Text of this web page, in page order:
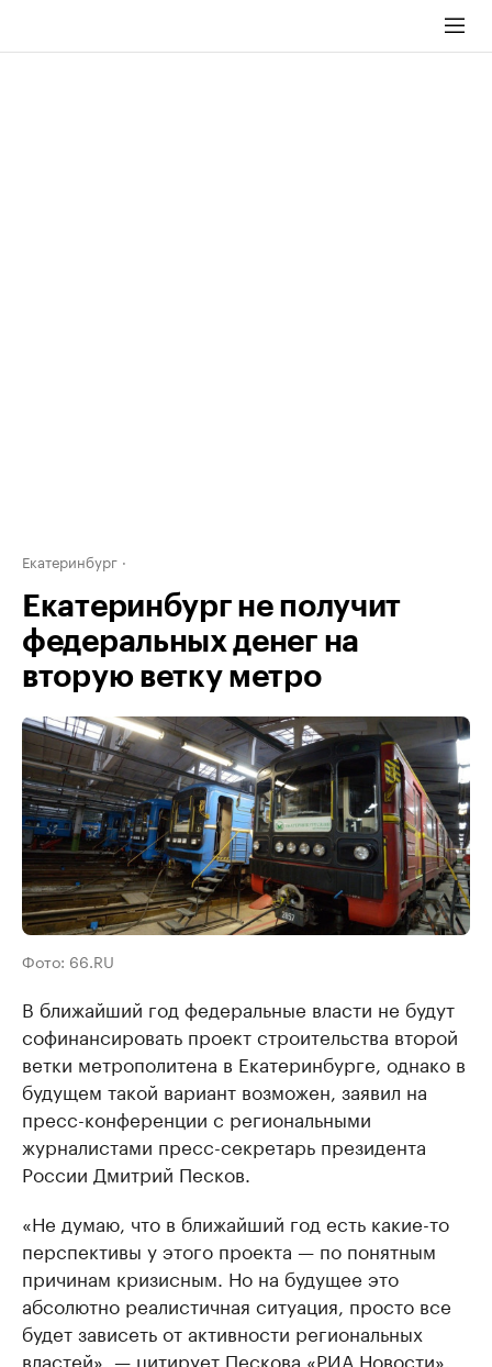
Екатеринбург
Екатеринбург не получит
федеральных денег на
вторую ветку метро
Фото: 66.RU
В ближайший год федеральные власти не будут
софинансировать проект строительства второй
ветки метрополитена в Екатеринбурге, однако в
будущем такой вариант возможен, заявил на
пресс-конференции с региональными
журналистами пресс-секретарь президента
России Дмитрий Песков.
«Не думаю, что в ближайший год есть какие-то
перспективы у этого проекта — по понятным
причинам кризисным. Но на будущее это
абсолютно реалистичная ситуация, просто все
будет зависеть от активности региональных
властей», — цитирует Пескова «РИА Новости».